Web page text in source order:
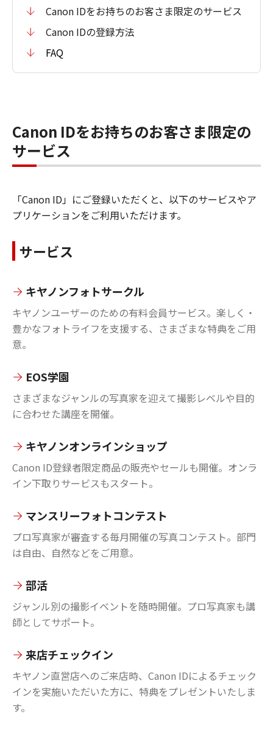
Canon IDをお持ちのお客さま限定のサービス
Canon IDの登録方法
FAQ
Canon IDをお持ちのお客さま限定の
サービス
「Canon ID」にご登録いただくと、以下のサービスやア
プリケーションをご利用いただけます。
サービス
キヤノンフォトサークル
キヤノンユーザーのための有料会員サービス。楽しく・
豊かなフォトライフを支援する、さまざまな特典をご用
意。
EOS学園
さまざまなジャンルの写真家を迎えて撮影レベルや目的
に合わせた講座を開催。
キヤノンオンラインショップ
Canon ID登録者限定商品の販売やセールも開催。オンラ
イン下取りサービスもスタート。
マンスリーフォトコンテスト
プロ写真家が審査する毎月開催の写真コンテスト。部門
は自由、自然などをご用意。
部活
ジャンル別の撮影イベントを随時開催。プロ写真家も講
師としてサポート。
来店チェックイン
キヤノン直営店へのご来店時、Canon IDによるチェック
インを実施いただいた方に、特典をプレゼントいたしま
す。